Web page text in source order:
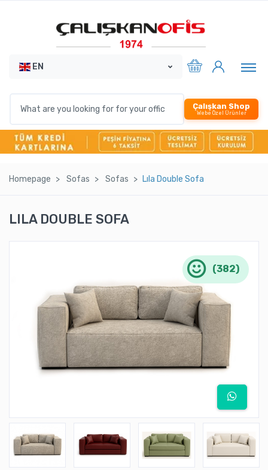
EN
Çalışkan Shop
Webe Özel Ürünler
Homepage Sofas Sofas Lıla Double Sofa
LILA DOUBLE SOFA
(382)